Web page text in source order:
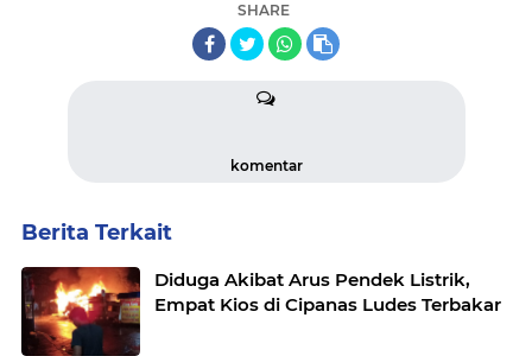
SHARE
komentar
Berita Terkait
Diduga Akibat Arus Pendek Listrik,
Empat Kios di Cipanas Ludes Terbakar